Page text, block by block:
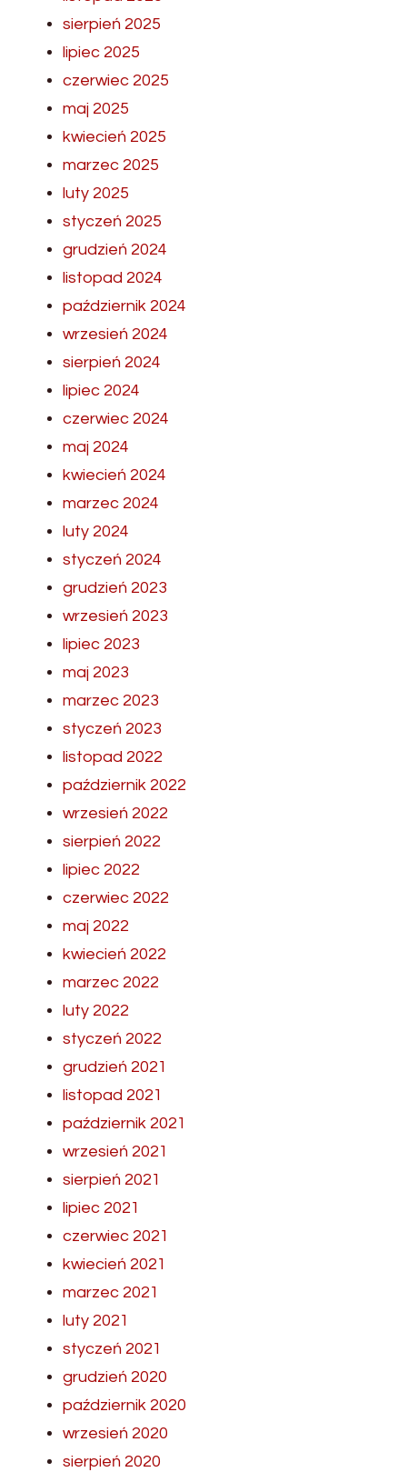
sierpień 2025
lipiec 2025
czerwiec 2025
maj 2025
kwiecień 2025
marzec 2025
luty 2025
styczeń 2025
grudzień 2024
listopad 2024
październik 2024
wrzesień 2024
sierpień 2024
lipiec 2024
czerwiec 2024
maj 2024
kwiecień 2024
marzec 2024
luty 2024
styczeń 2024
grudzień 2023
wrzesień 2023
lipiec 2023
maj 2023
marzec 2023
styczeń 2023
listopad 2022
październik 2022
wrzesień 2022
sierpień 2022
lipiec 2022
czerwiec 2022
maj 2022
kwiecień 2022
marzec 2022
luty 2022
styczeń 2022
grudzień 2021
listopad 2021
październik 2021
wrzesień 2021
sierpień 2021
lipiec 2021
czerwiec 2021
kwiecień 2021
marzec 2021
luty 2021
styczeń 2021
grudzień 2020
październik 2020
wrzesień 2020
sierpień 2020